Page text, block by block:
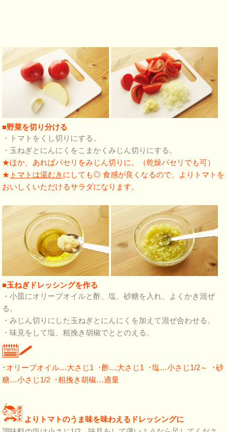
■野菜を切り分ける
・トマトをくし切りにする。
・玉ねぎとにんにくをこまかくみじん切りにする。
★ほか、あればパセリをみじん切りに。（乾燥パセリでも可）
★ トマトは湯むき にしても◎ 食感が良くなるので、よりトマトを
おいしくいただけるサラダになります。
■玉ねぎドレッシングを作る
・小皿にオリーブオイルと酢、塩、砂糖を入れ、よくかき混ぜ
る。
・みじん切りにした玉ねぎとにんにくを加えて混ぜ合わせる。
・味見をして塩、粗挽き胡椒でととのえる。
･オリーブオイル…大さじ1 ･酢…大さじ1 ･塩…小さじ1/2～ ･砂
糖…小さじ1/2 ･粗挽き胡椒…適量
よりトマトのうま味を味わえるドレッシングに